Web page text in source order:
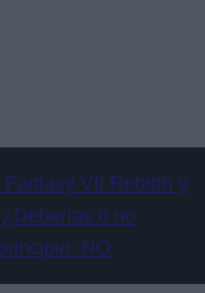
VII Rebirth y
o no
NO